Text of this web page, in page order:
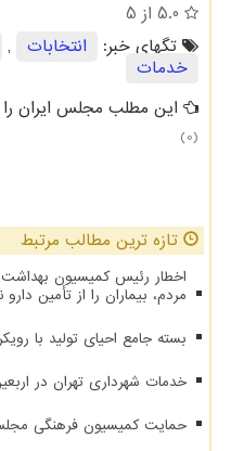
5.0 از 5
تگهای خبر:
انتخابات ,
خدمات
این مطلب مجلس ایران
(0)
تازه ترین مطالب مرتبط
اخطار رئیس کمیسیون
مردم، بیماران را از تأمین
بسته جامع احیای تولید با
خدمات شهرداری تهران در
حمایت کمیسیون فرهنگی